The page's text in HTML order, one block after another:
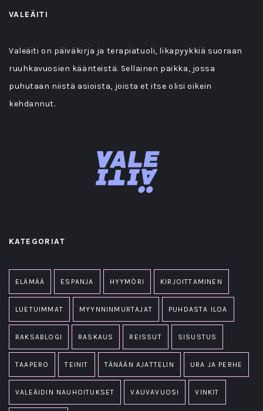
VALEÄITI
Valeäiti on päiväkirja ja terapiatuoli, likapyykkiä suoraan
ruuhkavuosien käänteistä. Sellainen paikka, jossa
puhutaan niistä asioista, joista et itse olisi oikein
kehdannut.
KATEGORIAT
ELÄMÄÄ ESPANJA HYYMÖRI KIRJOITTAMINEN
LUETUIMMAT MYYNNINMURTAJAT PUHDASTA ILOA
RAKSABLOGI RASKAUS REISSUT SISUSTUS
TAAPERO TEINIT TÄNÄÄN AJATTELIN URA JA PERHE
VALEÄIDIN NAUHOITUKSET VAUVAVUOSI VINKIT